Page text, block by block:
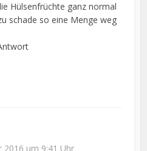
Hülsenfrüchte ganz normal
schade so eine Menge weg
2016 um 9:41 Uhr